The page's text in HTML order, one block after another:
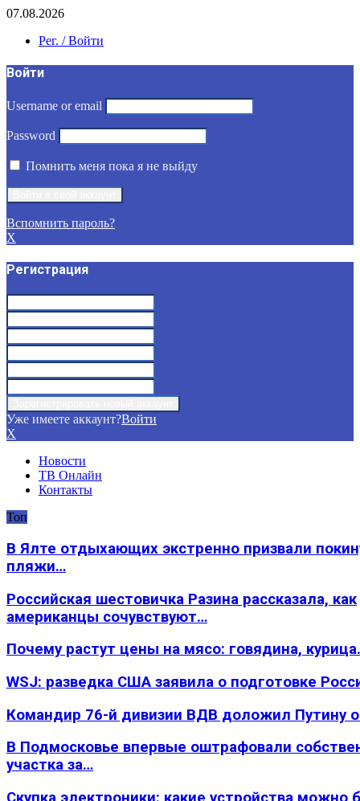
07.08.2026
Рег. / Войти
Войти
Username or email
Password
Помнить меня пока я не выйду
Вспомнить пароль?
X
Регистрация
Уже имеете аккаунт?Войти
X
Новости
ТВ Онлайн
Контакты
Топ
В Ялте отдыхающих экстренно призвали
пляжи…
Российская шестовичка Разина рассказала, как
американцы сочувствуют…
Почему растут цены на мясо: говядина,
WSJ: разведка США заявила о подготовке
Командир 76-й дивизии ВДВ доложил Путину
В Подмосковье впервые оштрафовали
участка за…